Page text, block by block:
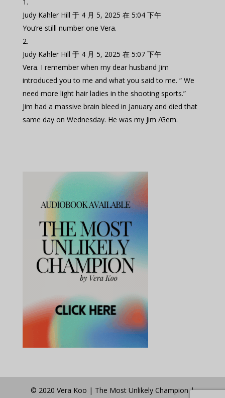
Judy Kahler Hill 于 4 月 5, 2025 在 5:04 下午
You’re stilll number one Vera.
Judy Kahler Hill 于 4 月 5, 2025 在 5:07 下午
Vera. I remember when my dear husband Jim
introduced you to me and what you said to me. “ We
need more light hair ladies in the shooting sports.”
Jim had a massive brain bleed in January and died that
same day on Wednesday. He was my Jim /Gem.
© 2020 Vera Koo | The Most Unlikely Champion |